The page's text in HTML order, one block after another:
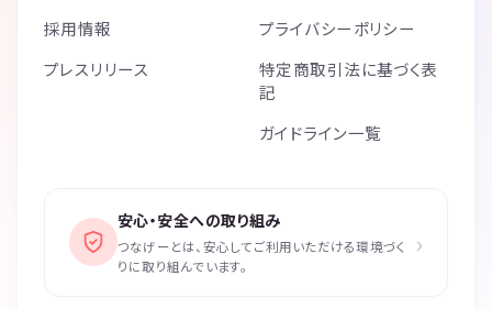
採用情報
プレスリリース
プライバシーポリシー
特定商取引法に基づく表
記
ガイドライン一覧
安心・安全への取り組み
つなげーとは、安心してご利用いただける環境づく
りに取り組んでいます。
›